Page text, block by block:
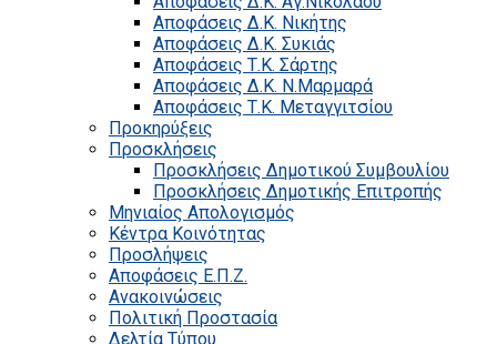
Αποφάσεις Δ.Κ. Νικήτης
Αποφάσεις Δ.Κ. Συκιάς
Αποφάσεις Τ.Κ. Σάρτης
Αποφάσεις Δ.Κ. Ν.Μαρμαρά
Αποφάσεις Τ.Κ. Μεταγγιτσίου
Προκηρύξεις
Προσκλήσεις
Προσκλήσεις Δημοτικού Συμβουλίου
Προσκλήσεις Δημοτικής Επιτροπής
Μηνιαίος Απολογισμός
Κέντρα Κοινότητας
Προσλήψεις
Αποφάσεις Ε.Π.Ζ.
Ανακοινώσεις
Πολιτική Προστασία
Δελτία Τύπου